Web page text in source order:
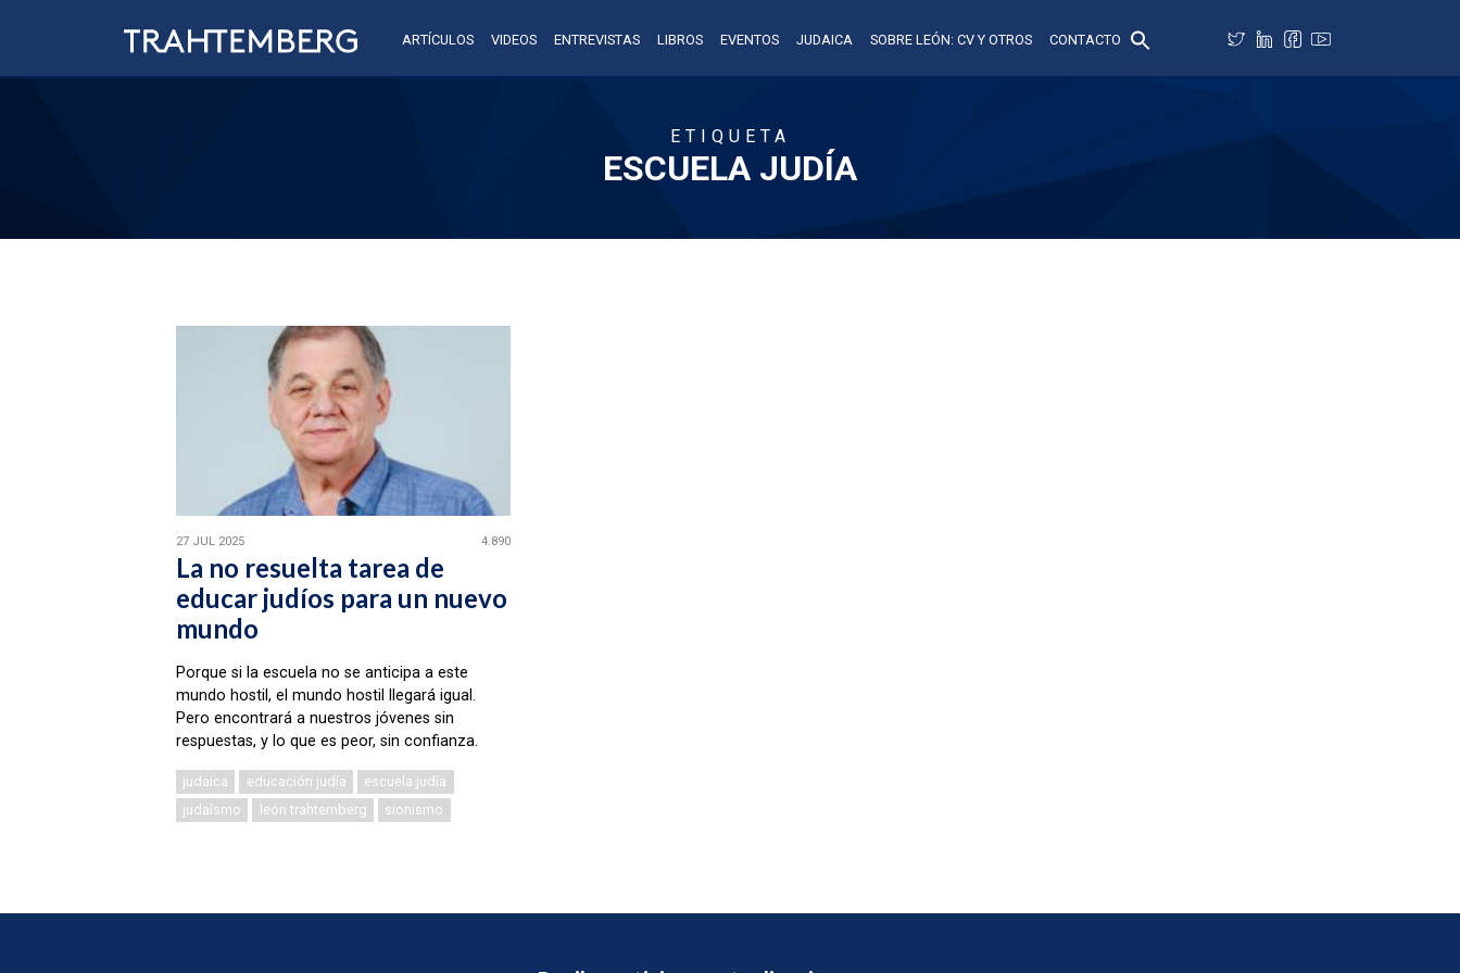
ARTÍCULOS VIDEOS ENTREVISTAS LIBROS EVENTOS JUDAICA SOBRE LEÓN: CV Y OTROS CONTACTO
ETIQUETA
ESCUELA JUDÍA
27 JUL 2025 4.890
La no resuelta tarea de
educar judíos para un nuevo
mundo
Porque si la escuela no se anticipa a este
mundo hostil, el mundo hostil llegará igual.
Pero encontrará a nuestros jóvenes sin
respuestas, y lo que es peor, sin confianza.
judaica educación judía
escuela judía
judaísmo
león trahtemberg sionismo